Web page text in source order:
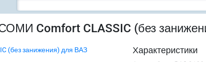
Comfort CLASSIC (без
Характеристики